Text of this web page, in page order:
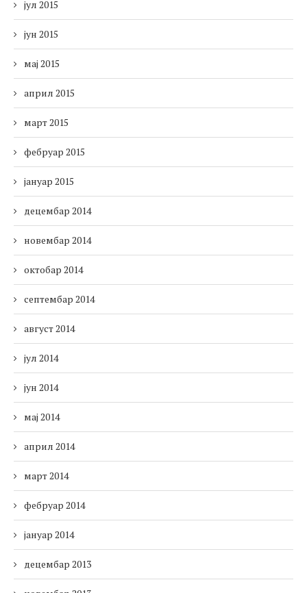
јул 2015
јун 2015
мај 2015
април 2015
март 2015
фебруар 2015
јануар 2015
децембар 2014
новембар 2014
октобар 2014
септембар 2014
август 2014
јул 2014
јун 2014
мај 2014
април 2014
март 2014
фебруар 2014
јануар 2014
децембар 2013